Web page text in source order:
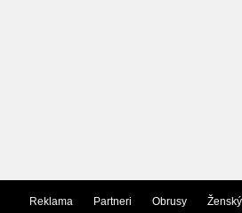
Reklama Partneri Obrusy